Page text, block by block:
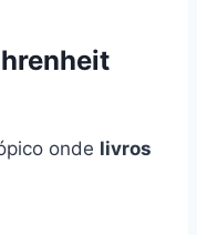
onde livros